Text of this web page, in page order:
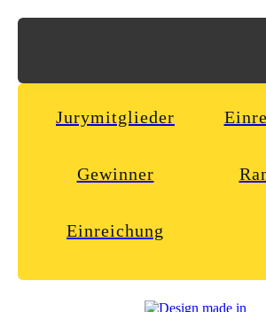
Jurymitglieder
Gewinner
Einreichung